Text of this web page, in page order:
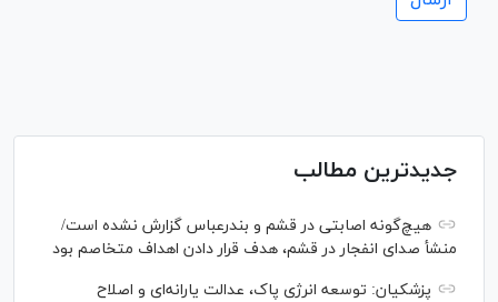
جدیدترین مطالب
هیچ‌گونه اصابتی در قشم و بندرعباس گزارش نشده است/
منشأ صدای انفجار در قشم، هدف قرار دادن اهداف متخاصم بود
پزشکیان: توسعه انرژی پاک، عدالت یارانه‌ای و اصلاح